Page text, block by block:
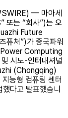
— 마아세
는 “회사”)는 오
Future
처”)가 중국파워
Power Computing
시노-인터내셔널
(Chongqing)
능형 컴퓨팅 센터
다고 발표했습니